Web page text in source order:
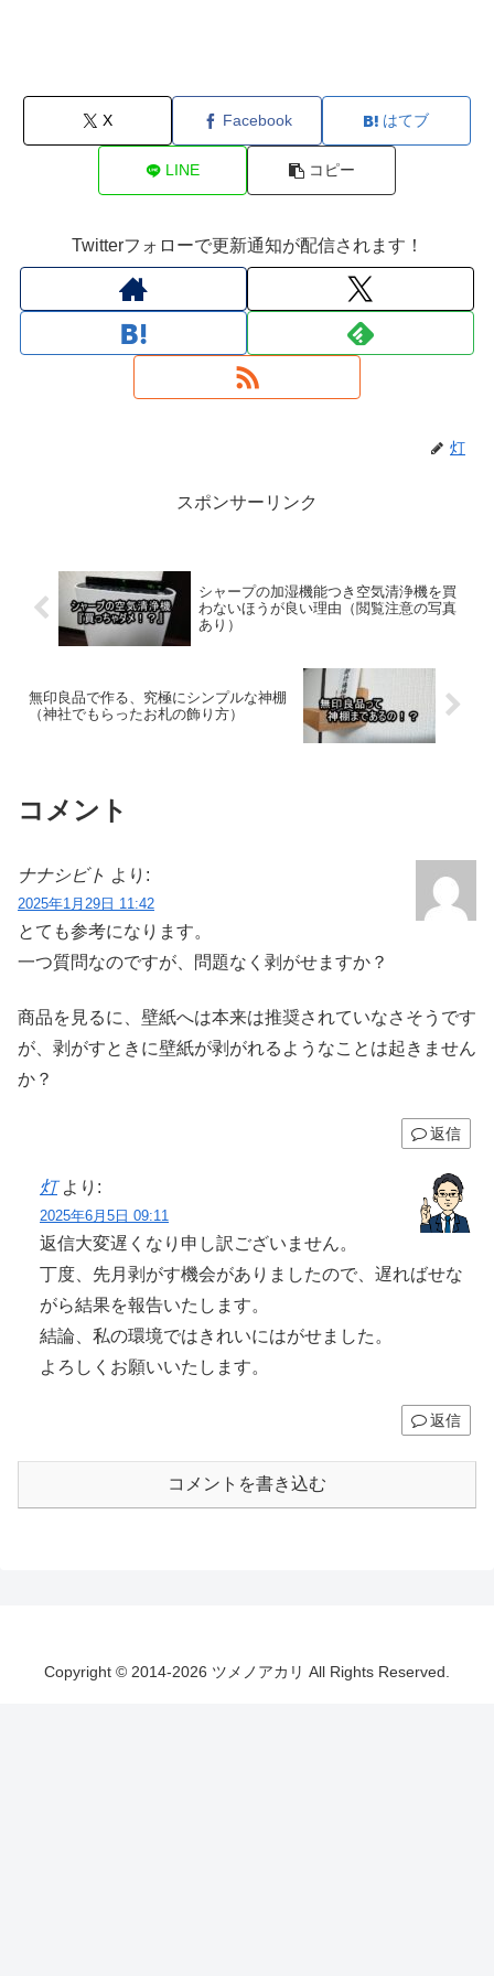
X Facebook はてブ
LINE コピー
Twitterフォローで更新通知が配信されます！
灯
スポンサーリンク
シャープの加湿機能つき空気清浄機を買
わないほうが良い理由（閲覧注意の写真
あり）
無印良品で作る、究極にシンプルな神棚
（神社でもらったお札の飾り方）
コメント
ナナシビト より:
2025年1月29日 11:42
とても参考になります。
一つ質問なのですが、問題なく剥がせますか？
商品を見るに、壁紙へは本来は推奨されていなさそうです
が、剥がすときに壁紙が剥がれるようなことは起きません
か？
返信
灯 より:
2025年6月5日 09:11
返信大変遅くなり申し訳ございません。
丁度、先月剥がす機会がありましたので、遅ればせな
がら結果を報告いたします。
結論、私の環境ではきれいにはがせました。
よろしくお願いいたします。
返信
コメントを書き込む
Copyright © 2014-2026 ツメノアカリ All Rights Reserved.